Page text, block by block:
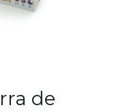
de